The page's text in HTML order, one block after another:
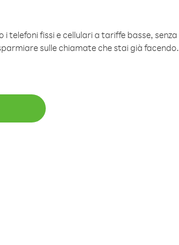
telefoni fissi e cellulari a tariffe basse, senza
sulle chiamate che stai già facendo.